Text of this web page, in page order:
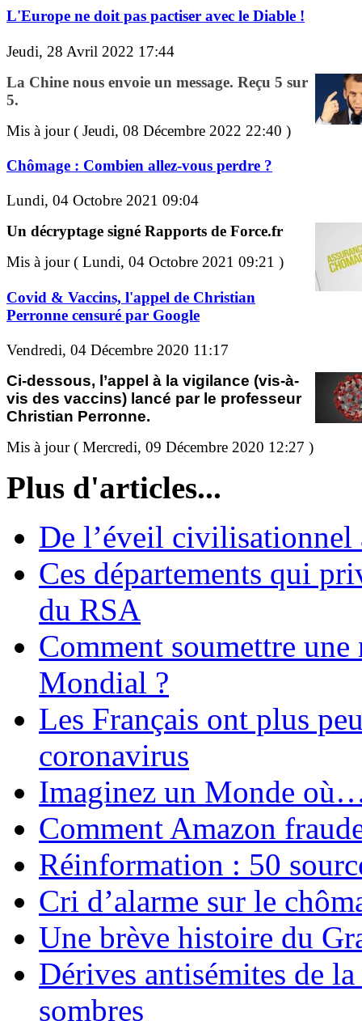
L'Europe ne doit pas pactiser avec le Diable !
Jeudi, 28 Avril 2022 17:44
La Chine nous envoie un message. Reçu 5 sur
5.
Mis à jour ( Jeudi, 08 Décembre 2022 22:40 )
Chômage : Combien allez-vous perdre ?
Lundi, 04 Octobre 2021 09:04
Un décryptage signé Rapports de Force.fr
Mis à jour ( Lundi, 04 Octobre 2021 09:21 )
Covid & Vaccins, l'appel de Christian
Perronne censuré par Google
Vendredi, 04 Décembre 2020 11:17
Ci-dessous, l’appel à la vigilance (vis-à-
vis des vaccins) lancé par le professeur
Christian Perronne.
Mis à jour ( Mercredi, 09 Décembre 2020 12:27 )
Plus d'articles...
De l’éveil
Ces départements qui
du RSA
Comment soumettre
Mondial ?
Les Français ont plus
coronavirus
Imaginez un Monde
Comment Amazon
Réinformation : 50
Cri d’alarme sur le
Une brève histoire du
Dérives antisémites de
sombres